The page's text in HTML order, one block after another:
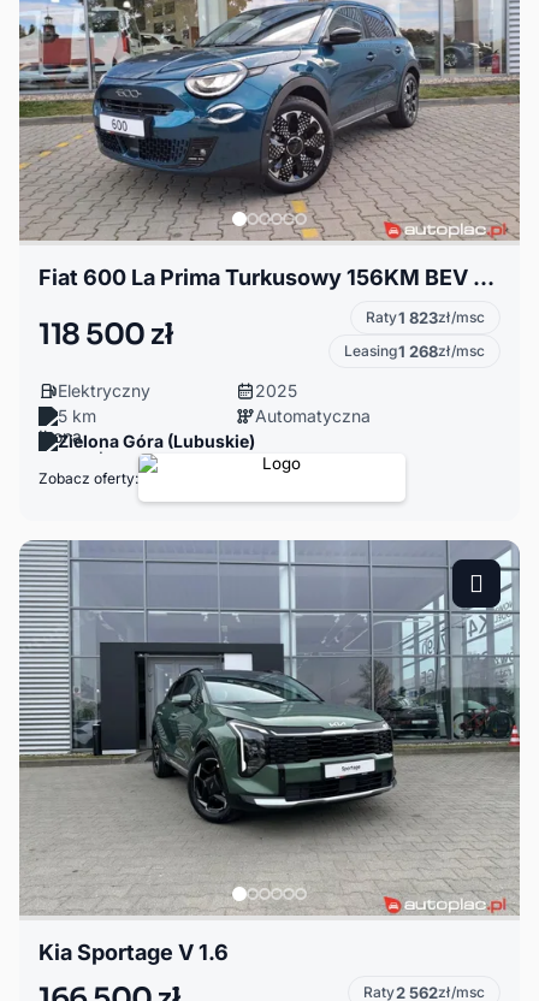
Fiat 600 La Prima Turkusowy 156KM BEV wyprzedaż wakacje BEV
118 500 zł Raty1 823zł/msc
Leasing1 268zł/msc
Elektryczny
2025
5 km
Automatyczna
Zielona Góra (Lubuskie)
Zobacz oferty:
Kia Sportage V 1.6
Raty2 562zł/msc